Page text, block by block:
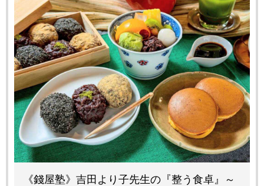
《錢屋塾》吉田より子先生の『整う食卓』～